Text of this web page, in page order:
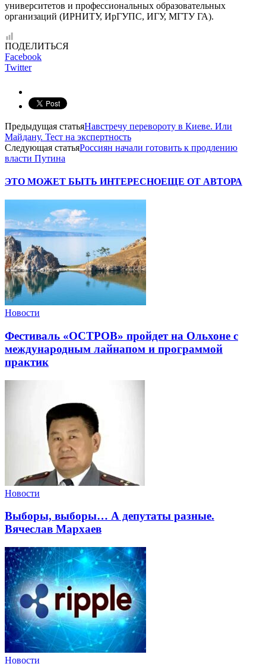
университетов и профессиональных образовательных
организаций (ИРНИТУ, ИрГУПС, ИГУ, МГТУ ГА).
ПОДЕЛИТЬСЯ
Facebook
Twitter
Предыдущая статьяНавстречу перевороту в Киеве. Или
Майдану. Тест на экспертность
Следующая статьяРоссиян начали готовить к продлению
власти Путина
ЭТО МОЖЕТ БЫТЬ ИНТЕРЕСНОЕЩЕ ОТ АВТОРА
Новости
Фестиваль «ОСТРОВ» пройдет на Ольхоне с
международным лайнапом и программой
практик
Новости
Выборы, выборы… А депутаты разные.
Вячеслав Мархаев
Новости